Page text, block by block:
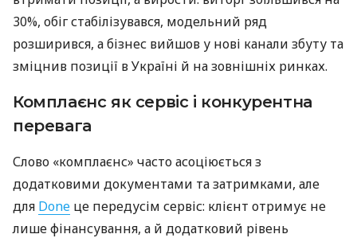
30%, обіг стабілізувався, модельний ряд
розширився, а бізнес вийшов у нові канали збуту та
зміцнив позиції в Україні й на зовнішніх ринках.
Комплаєнс як сервіс і конкурентна
перевага
Слово «комплаєнс» часто асоціюється з
додатковими документами та затримками, але
для Done це передусім сервіс: клієнт отримує не
лише фінансування, а й додатковий рівень